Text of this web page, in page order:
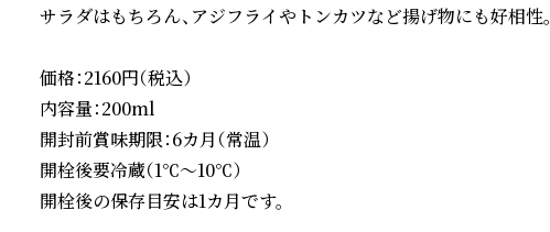
サラダはもちろん、アジフライやトンカツなど揚げ物にも好相性。
価格：2160円（税込）
内容量：200ml
開封前賞味期限：6カ月（常温）
開栓後要冷蔵（1℃～10℃）
開栓後の保存目安は1カ月です。